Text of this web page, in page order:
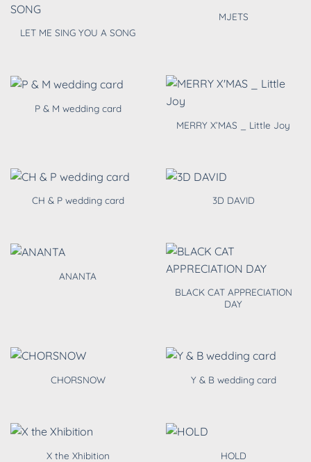
LET ME SING YOU A SONG
MJETS
P & M wedding card
MERRY X’MAS _ Little Joy
CH & P wedding card 3D DAVID
ANANTA
BLACK CAT APPRECIATION
DAY
CHORSNOW Y & B wedding card
X the Xhibition HOLD